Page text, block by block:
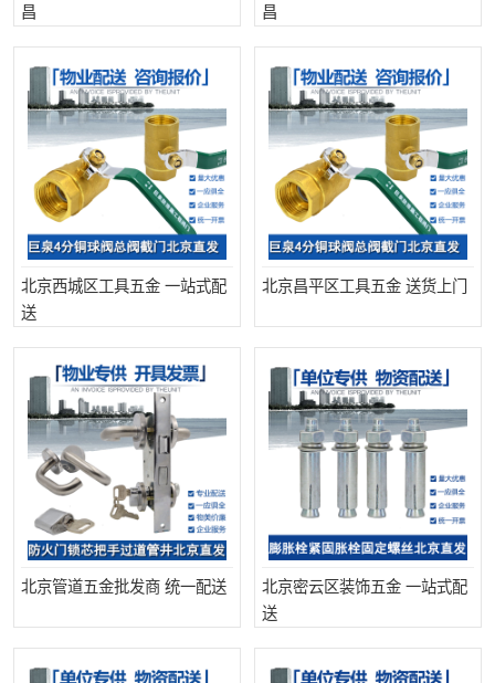
昌
昌
北京西城区工具五金 一站式配
送
北京昌平区工具五金 送货上门
北京管道五金批发商 统一配送
北京密云区装饰五金 一站式配
送